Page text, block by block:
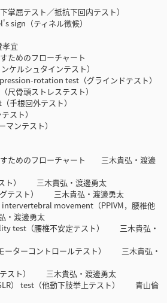
屈テスト／抵抗下回内テスト）
sign（ティネル徴候）
宜
ためのフローチャート
ルシュタインテスト）
rotation test（グラインドテスト）
骨頭ストレステスト）
根回外テスト）
スト）
ンテスト）
ためのフローチャート 三木貴弘・渡邊
ト） 三木貴弘・渡邊勇太
テスト） 三木貴弘・渡邊勇太
movement（PPIVM，腰椎他
渡邊勇太
test（腰椎不安定テスト） 三木貴弘・
ターコントロールテスト） 三木貴弘・
スト） 三木貴弘・渡邊勇太
） test（他動下肢挙上テスト） 青山倫